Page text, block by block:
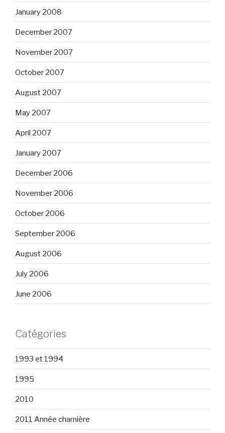
January 2008
December 2007
November 2007
October 2007
August 2007
May 2007
April 2007
January 2007
December 2006
November 2006
October 2006
September 2006
August 2006
July 2006
June 2006
Catégories
1993 et 1994
1995
2010
2011 Année charnière